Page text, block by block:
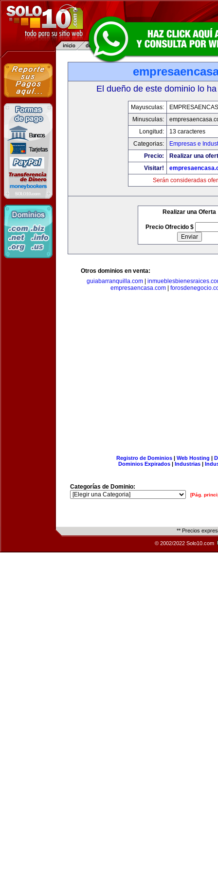
El dueño de este dominio lo
Mayusculas:
Minusculas:
Longitud:
13 caracteres
Categorias:
Empresas e
Precio:
Realizar una
Visitar!
Serán consideradas
Realizar una Oferta
Precio Ofrecido $
Otros dominios en venta:
guiabarranquilla.com|
empresaencasa.com|
Registro de Dominios| Web Hosting |
Dominios Expirados | Industrias |
Categorías de Dominio:
[Pág.
** Precios
© 2002/2022 Solo10.com